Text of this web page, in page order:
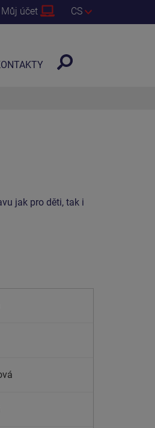
Můj účet CS
jak pro děti, tak i